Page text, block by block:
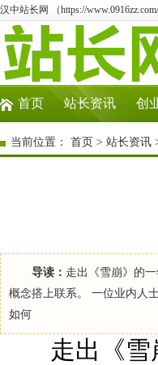
汉中站长网 （https://
首页 站长资讯 创
当前位置： 首页 > 站长资讯
导读： 走出《雪崩》的
概念搭上联系。 一位业内人
如何
走出《雪崩